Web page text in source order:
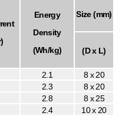
Energy
Density
(Wh/kg)
Size (mm)
(D x L)
2.1
8 x 20
2.3
8 x 20
2.8
8 x 25
2.4
10 x 20